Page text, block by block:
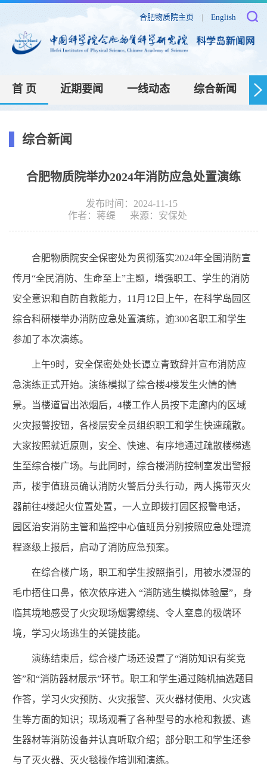
合肥物质院主页 | English
首 页 近期要闻 一线动态 综合新闻
综合新闻
合肥物质院举办2024年消防应急处置演练
发布时间：2024-11-15
作者： 蒋缇 来源： 安保处
合肥物质院安全保密处为贯彻落实2024年全国消防宣
传月“全民消防、生命至上”主题，增强职工、学生的消防
安全意识和自防自救能力，11月12日上午，在科学岛园区
综合科研楼举办消防应急处置演练，逾300名职工和学生
参加了本次演练。
上午9时，安全保密处处长谭立青致辞并宣布消防应
急演练正式开始。演练模拟了综合楼4楼发生火情的情
景。当楼道冒出浓烟后，4楼工作人员按下走廊内的区域
火灾报警按钮，各楼层安全员组织职工和学生快速疏散。
大家按照就近原则，安全、快速、有序地通过疏散楼梯逃
生至综合楼广场。与此同时，综合楼消防控制室发出警报
声，楼宇值班员确认消防火警后分头行动，两人携带灭火
器前往4楼起火位置处置，一人立即拨打园区报警电话，
园区治安消防主管和监控中心值班员分别按照应急处理流
程逐级上报后，启动了消防应急预案。
在综合楼广场，职工和学生按照指引，用被水浸湿的
毛巾捂住口鼻，依次依序进入 “消防逃生模拟体验屋”，身
临其境地感受了火灾现场烟雾缭绕、令人窒息的极端环
境，学习火场逃生的关键技能。
演练结束后，综合楼广场还设置了“消防知识有奖竞
答”和“消防器材展示”环节。职工和学生通过随机抽选题目
作答，学习火灾预防、火灾报警、灭火器材使用、火灾逃
生等方面的知识；现场观看了各种型号的水枪和救援、逃
生器材等消防设备并认真听取介绍；部分职工和学生还参
与了灭火器、灭火毯操作培训和演练。